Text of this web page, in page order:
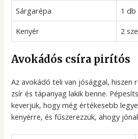
Sárgarépa
1 db
Kenyér
2
Avokádós csíra pirítós
Az avokádó teli van jósággal, hiszen
zsír és tápanyag lakik benne.
keverjük, hogy még értékesebb
kenyérre, és fűszerezzük, ahogy